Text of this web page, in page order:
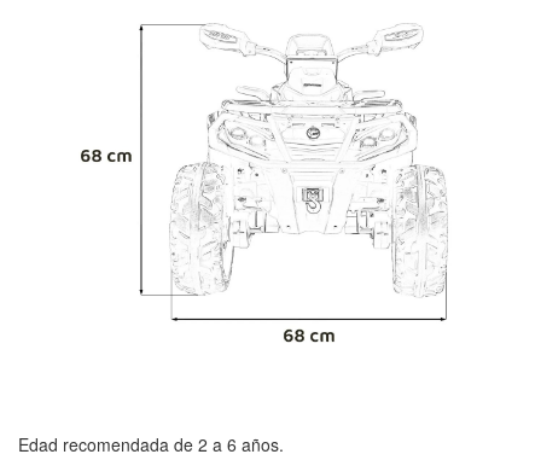
Edad recomendada de 2 a 6 años.